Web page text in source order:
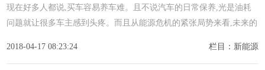
现在好多人都说,买车容易养车难。且不说汽车的日常保养,光是油耗
问题就让很多车主感到头疼。而且从能源危机的紧张局势来看,未来的
2018-04-17 08:23:24
栏目：新能源